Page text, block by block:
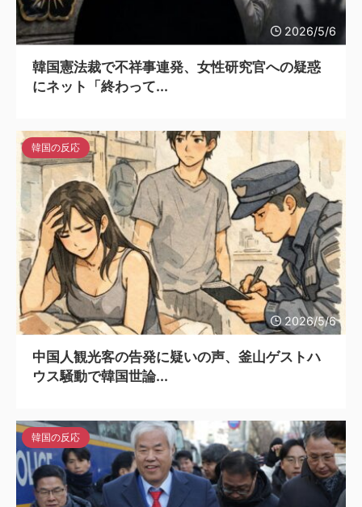
2026/5/6
韓国憲法裁で不祥事連発、女性研究官への疑惑
にネット「終わって...
2026/5/6
韓国の反応
中国人観光客の告発に疑いの声、釜山ゲストハ
ウス騒動で韓国世論...
韓国の反応